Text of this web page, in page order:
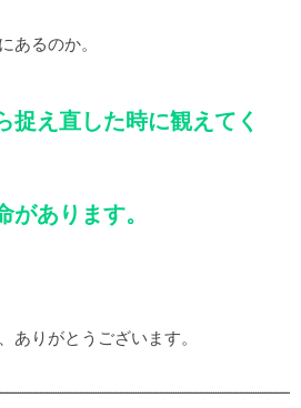
あるのか。
捉え直した時に観えてく
があります。
ありがとうございます。